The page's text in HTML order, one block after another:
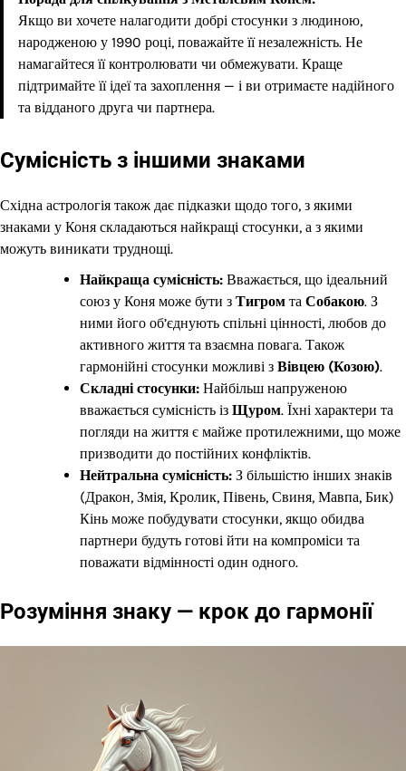
Якщо ви хочете налагодити добрі стосунки з людиною,
народженою у 1990 році, поважайте її незалежність. Не
намагайтеся її контролювати чи обмежувати. Краще
підтримайте її ідеї та захоплення — і ви отримаєте надійного
та відданого друга чи партнера.
Сумісність з іншими знаками
Східна астрологія також дає підказки щодо того, з якими
знаками у Коня складаються найкращі стосунки, а з якими
можуть виникати труднощі.
Найкраща сумісність: Вважається, що ідеальний
союз у Коня може бути з Тигром та Собакою. З
ними його об’єднують спільні цінності, любов до
активного життя та взаємна повага. Також
гармонійні стосунки можливі з Вівцею (Козою).
Складні стосунки: Найбільш напруженою
вважається сумісність із Щуром. Їхні характери та
погляди на життя є майже протилежними, що може
призводити до постійних конфліктів.
Нейтральна сумісність: З більшістю інших знаків
(Дракон, Змія, Кролик, Півень, Свиня, Мавпа, Бик)
Кінь може побудувати стосунки, якщо обидва
партнери будуть готові йти на компроміси та
поважати відмінності один одного.
Розуміння знаку — крок до гармонії